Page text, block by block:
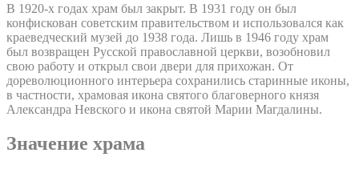
В 1920-х годах храм был закрыт. В 1931 году он был
конфискован советским правительством и использовался как
краеведческий музей до 1938 года. Лишь в 1946 году храм
был возвращен Русской православной церкви, возобновил
свою работу и открыл свои двери для прихожан. От
дореволюционного интерьера сохранились старинные иконы,
в частности, храмовая икона святого благоверного князя
Александра Невского и икона святой Марии Магдалины.
Значение храма